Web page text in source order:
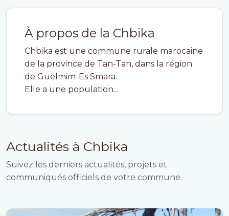
À propos de la Chbika
Chbika est une commune rurale marocaine
de la province de Tan-Tan, dans la région
de Guelmim-Es Smara.
Elle a une population...
Actualités à Chbika
Suivez les derniers actualités, projets et
communiqués officiels de votre commune.